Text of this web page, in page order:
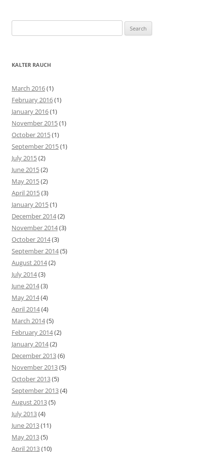
e
r
h
f
o
r
:
KALTER RAUCH
March 2016(1)
February 2016(1)
January 2016(1)
November 2015(1)
October 2015(1)
September 2015(1)
July 2015(2)
June 2015(2)
May 2015(2)
April 2015(3)
January 2015(1)
December 2014(2)
November 2014(3)
October 2014(3)
September 2014(5)
August 2014(2)
July 2014(3)
June 2014(3)
May 2014(4)
April 2014(4)
March 2014(5)
February 2014(2)
January 2014(2)
December 2013(6)
November 2013(5)
October 2013(5)
September 2013(4)
August 2013(5)
July 2013(4)
June 2013(11)
May 2013(5)
April 2013(10)